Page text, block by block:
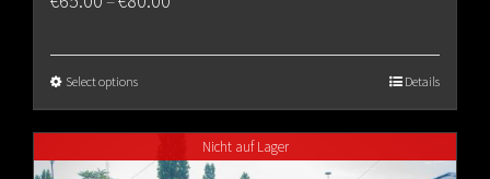
€80.00
Select options Details
Nicht auf Lager